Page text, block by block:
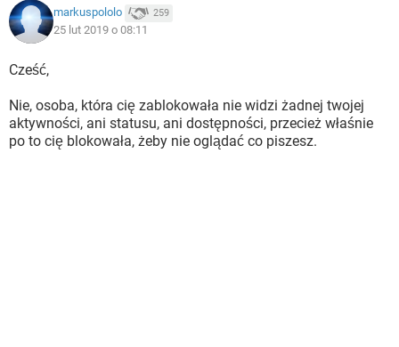
markuspololo 259
25 lut 2019 o 08:11
Cześć,
Nie, osoba, która cię zablokowała nie widzi żadnej twojej
aktywności, ani statusu, ani dostępności, przecież właśnie
po to cię blokowała, żeby nie oglądać co piszesz.